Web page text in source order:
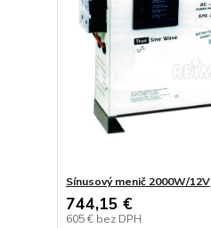
Sínusový menič 2000W/12V
744,15 €
605 € bez DPH